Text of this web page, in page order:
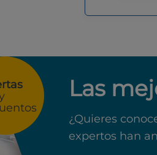
Las
¿Quieres
expertos han